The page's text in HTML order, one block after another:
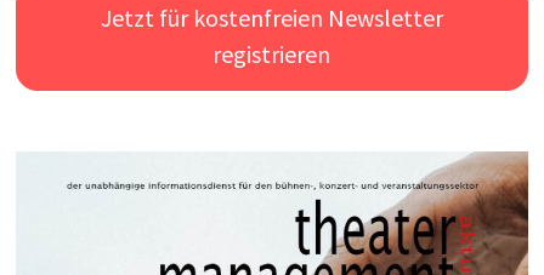
Jetzt für kostenfreien Newsletter
registrieren